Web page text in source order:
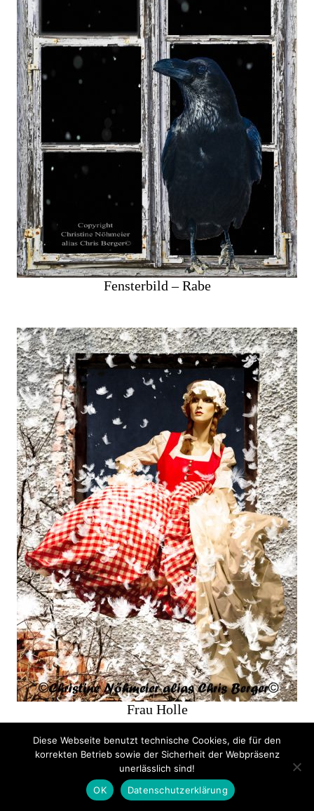
Fensterbild – Rabe
Frau Holle
Diese Webseite benutzt technische Cookies, die für den
korrekten Betrieb sowie der Sicherheit der Webpräsenz
unerlässlich sind!
OK
Datenschutzerklärung